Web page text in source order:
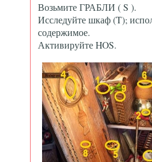
Возьмите ГРАБЛИ ( S ).
Исследуйте шкаф (T);
содержимое.
Активируйте HOS.